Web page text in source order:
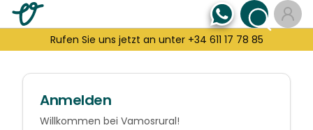
Rufen Sie uns jetzt an unter +34 611 17 78 85
Anmelden
Willkommen bei Vamosrural!